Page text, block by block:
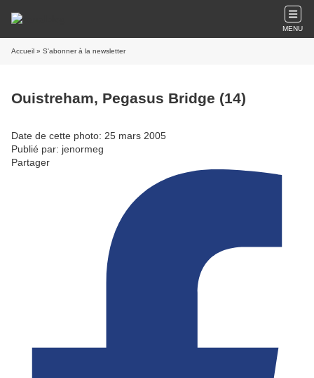
MENU
Accueil » S'abonner à la newsletter
Ouistreham, Pegasus Bridge (14)
Date de cette photo: 25 mars 2005
Publié par: jenormeg
Partager